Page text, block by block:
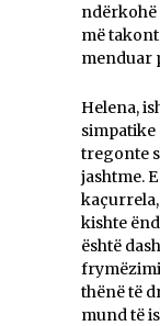
ndërkohë
më
menduar
Helena,
simpatike
tregonte
jashtme.
kaçurrela,
kishte
është
thënë të
mund të